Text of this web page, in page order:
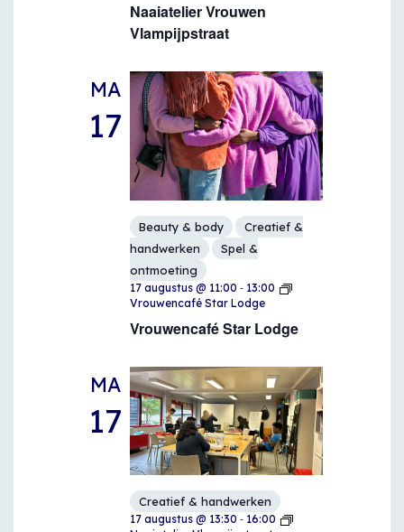
Naaiatelier Vrouwen
Vlampijpstraat
MA
17
Vrouwencafé Star Lodge
Beauty & body
Creatief &
handwerken
Spel &
ontmoeting
17 augustus @ 11:00 - 13:00
Vrouwencafé Star Lodge
MA
17
Creatief & handwerken
17 augustus @ 13:30 - 16:00